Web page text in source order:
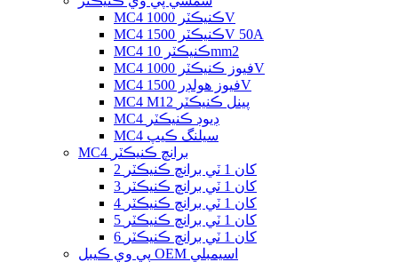
MC4 ڪنيڪٽر 1000V
MC4 ڪنيڪٽر 1500V 50A
MC4 ڪنيڪٽر 10mm2
MC4 فيوز ڪنيڪٽر 1000V
MC4 فيوز هولڊر 1500V
MC4 M12 پينل ڪنيڪٽر
MC4 ڊيوڊ ڪنيڪٽر
MC4 سيلنگ ڪيپ
MC4 برانچ ڪنيڪٽر
2 کان 1 ٽي برانچ ڪنيڪٽر
3 کان 1 ٽي برانچ ڪنيڪٽر
4 کان 1 ٽي برانچ ڪنيڪٽر
5 کان 1 ٽي برانچ ڪنيڪٽر
6 کان 1 ٽي برانچ ڪنيڪٽر
پي وي ڪيبل OEM اسيمبلي